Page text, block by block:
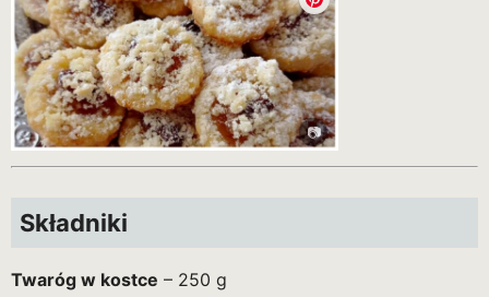
Składniki
Twaróg w kostce – 250 g